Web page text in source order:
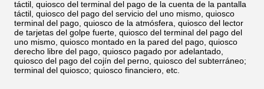
táctil, quiosco del terminal del pago de la cuenta de la pantalla
táctil, quiosco del pago del servicio del uno mismo, quiosco
terminal del pago, quiosco de la atmósfera, quiosco del lector
de tarjetas del golpe fuerte, quiosco del terminal del pago del
uno mismo, quiosco montado en la pared del pago, quiosco
derecho libre del pago, quiosco pagado por adelantado,
quiosco del pago del cojín del perno, quiosco del subterráneo;
terminal del quiosco; quiosco financiero, etc.